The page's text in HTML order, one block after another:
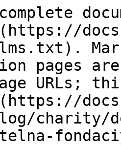
pages
URLs;
charity/